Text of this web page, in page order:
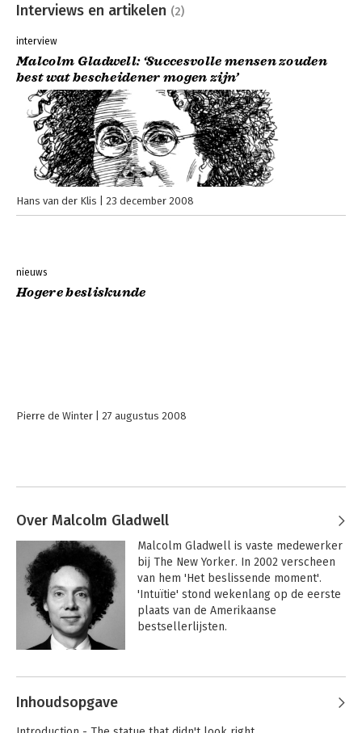
Interviews en artikelen (2)
interview
Malcolm Gladwell: ‘Succesvolle mensen zouden
best wat bescheidener mogen zijn’
Hans van der Klis 23 december 2008
nieuws
Hogere besliskunde
Pierre de Winter 27 augustus 2008
Over Malcolm Gladwell
Malcolm Gladwell is vaste medewerker
bij The New Yorker. In 2002 verscheen
van hem 'Het beslissende moment'.
'Intuïtie' stond wekenlang op de eerste
plaats van de Amerikaanse
bestsellerlijsten.
Andere boeken door Malcolm
Gladwell
Inhoudsopgave